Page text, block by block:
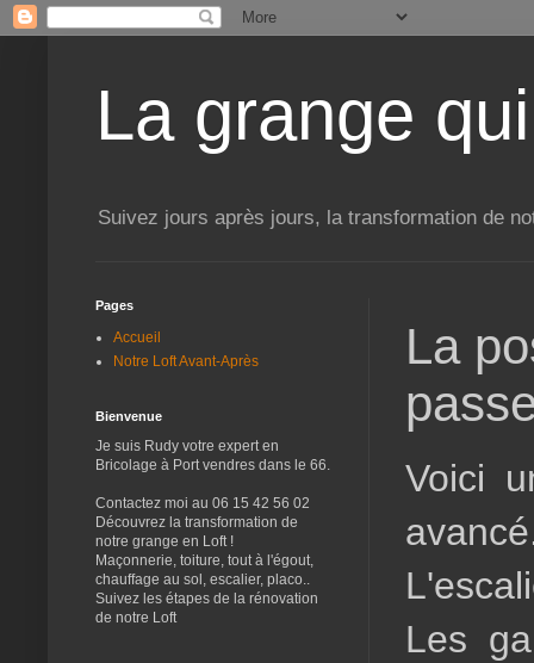
La grange
Suivez jours après jours, la transformation de
La
Voici
Les
Pages
Accueil
Notre Loft Avant-Après
Bienvenue
Je suis Rudy votre expert en
Bricolage à Port vendres dans le 66.
Contactez moi au 06 15 42 56 02
Découvrez la transformation de
notre grange en Loft !
Maçonnerie, toiture, tout à l'égout,
chauffage au sol, escalier, placo..
Suivez les étapes de la rénovation
de notre Loft